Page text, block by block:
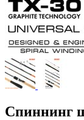
Спиннинг